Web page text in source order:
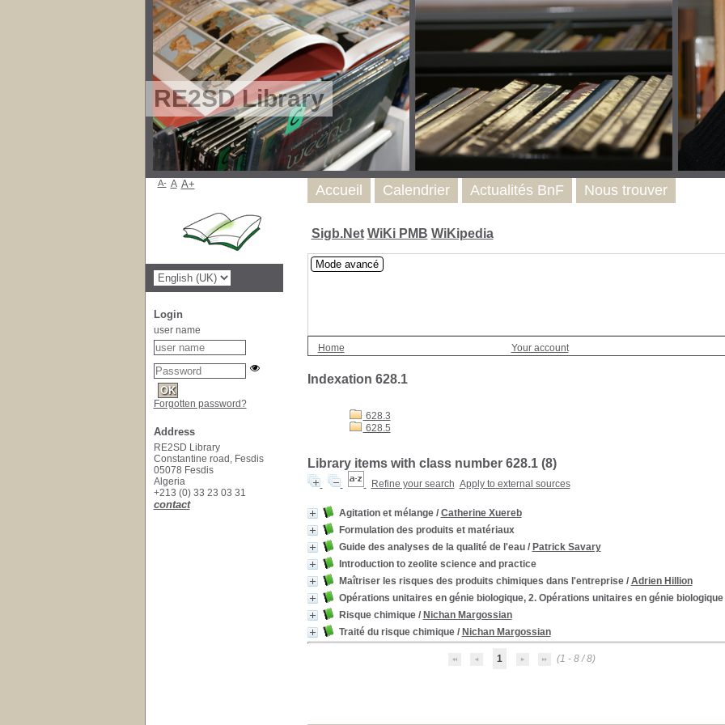
RE2SD Library
Sigb.Net WiKi PMB WiKipedia
Mode avancé
Home Your account
Indexation 628.1
628.3
628.5
Library items with class number 628.1 (8)
Refine your search Apply to external sources
Agitation et mélange/ Catherine Xuereb
Formulation des produits et matériaux
Guide des analyses de la qualité de l'eau/ Patrick Savary
Introduction to zeolite science and practice
Maîtriser les risques des produits chimiques dans l'entreprise/ Adrien Hillion
Opérations unitaires en génie biologique, 2. Opérations unitaires en génie biologique
Risque chimique/ Nichan Margossian
Traité du risque chimique/ Nichan Margossian
1 (1 - 8 / 8)
Accueil Calendrier Actualités BnF Nous trouver
A- A A+
Login
user name
Forgotten password?
Address
RE2SD Library
Constantine road, Fesdis
05078 Fesdis
Algeria
+213 (0) 33 23 03 31
contact